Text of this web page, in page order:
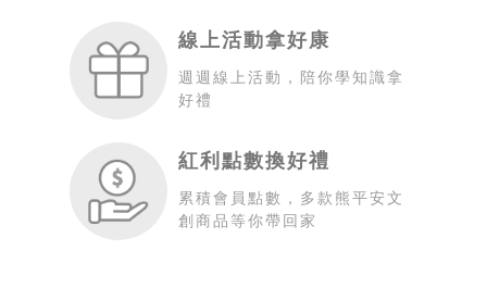
線上活動拿好康
週週線上活動，陪你學知識拿
好禮
紅利點數換好禮
累積會員點數，多款熊平安文
創商品等你帶回家